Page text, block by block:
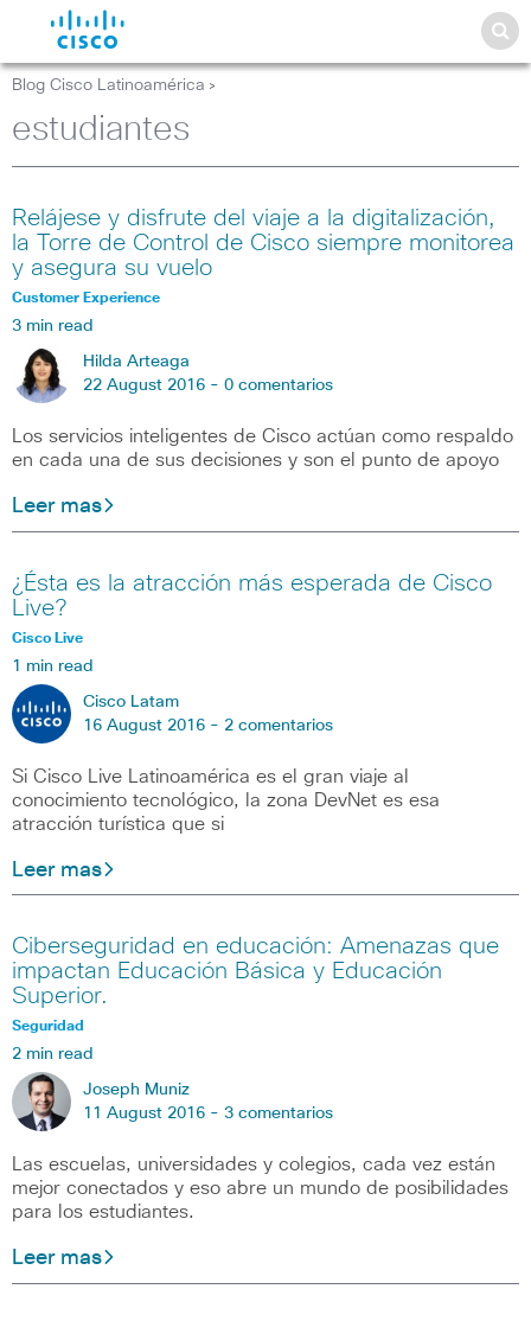
Blog Cisco Latinoamérica >
estudiantes
Relájese y disfrute del viaje a la digitalización,
la Torre de Control de Cisco siempre monitorea
y asegura su vuelo
Customer Experience
3 min read
Hilda Arteaga
22 August 2016 - 0 comentarios
Los servicios inteligentes de Cisco actúan como respaldo
en cada una de sus decisiones y son el punto de apoyo
Leer mas
¿Ésta es la atracción más esperada de Cisco
Live?
Cisco Live
1 min read
Cisco Latam
16 August 2016 - 2 comentarios
Si Cisco Live Latinoamérica es el gran viaje al
conocimiento tecnológico, la zona DevNet es esa
atracción turística que si
Leer mas
Ciberseguridad en educación: Amenazas que
impactan Educación Básica y Educación
Superior.
Seguridad
2 min read
Joseph Muniz
11 August 2016 - 3 comentarios
Las escuelas, universidades y colegios, cada vez están
mejor conectados y eso abre un mundo de posibilidades
para los estudiantes.
Leer mas